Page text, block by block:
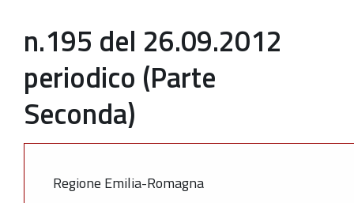
n.195 del 26.09.2012
periodico (Parte
Seconda)
Regione Emilia-Romagna